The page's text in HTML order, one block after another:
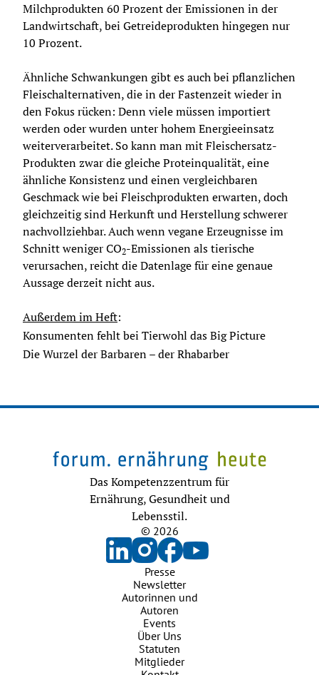
Milchprodukten 60 Prozent der Emissionen in der
Landwirtschaft, bei Getreideprodukten hingegen nur
10 Prozent.
Ähnliche Schwankungen gibt es auch bei pflanzlichen
Fleischalternativen, die in der Fastenzeit wieder in
den Fokus rücken: Denn viele müssen importiert
werden oder wurden unter hohem Energieeinsatz
weiterverarbeitet. So kann man mit Fleischersatz-
Produkten zwar die gleiche Proteinqualität, eine
ähnliche Konsistenz und einen vergleichbaren
Geschmack wie bei Fleischprodukten erwarten, doch
gleichzeitig sind Herkunft und Herstellung schwerer
nachvollziehbar. Auch wenn vegane Erzeugnisse im
Schnitt weniger CO2-Emissionen als tierische
verursachen, reicht die Datenlage für eine genaue
Aussage derzeit nicht aus.
Außerdem im Heft:
Konsumenten fehlt bei Tierwohl das Big Picture
Die Wurzel der Barbaren – der Rhabarber
Das Kompetenzzentrum für
Ernährung, Gesundheit und
Lebensstil.
© 2026
Presse
Newsletter
Autorinnen und
Autoren
Events
Über Uns
Statuten
Mitglieder